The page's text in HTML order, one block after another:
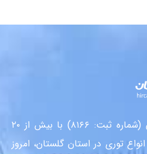
شرکت مفتول صنعت هیرکان (شماره ثبت: ۸۱۶۶) با بیش از ۲۰
توری در استان گلستان، امروز